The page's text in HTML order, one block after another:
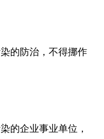
的防治，不得挪作
的企业事业单位，